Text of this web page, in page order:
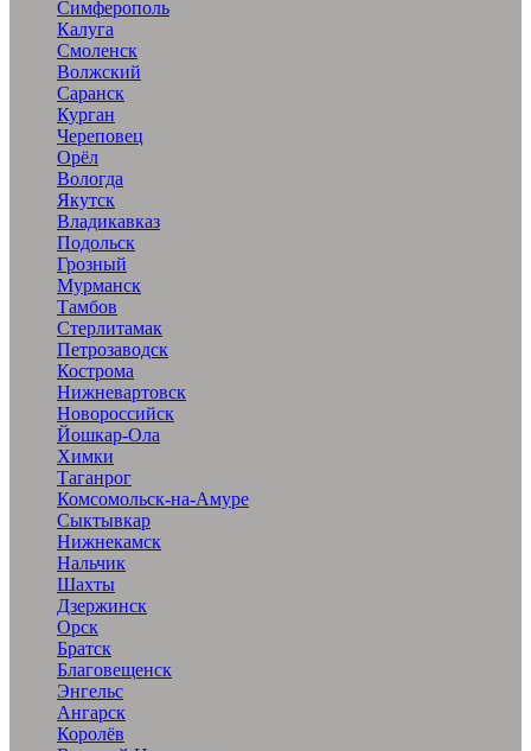
Симферополь
Калуга
Смоленск
Волжский
Саранск
Курган
Череповец
Орёл
Вологда
Якутск
Владикавказ
Подольск
Грозный
Мурманск
Тамбов
Стерлитамак
Петрозаводск
Кострома
Нижневартовск
Новороссийск
Йошкар-Ола
Химки
Таганрог
Комсомольск-на-Амуре
Сыктывкар
Нижнекамск
Нальчик
Шахты
Дзержинск
Орск
Братск
Благовещенск
Энгельс
Ангарск
Королёв